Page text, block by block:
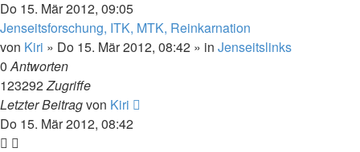
Do 15. Mär 2012, 09:05
Jenseitsforschung, ITK, MTK, Reinkarnation
von Kiri » Do 15. Mär 2012, 08:42 » in Jenseitslinks
0Antworten
123292Zugriffe
Letzter Beitragvon Kiri
Do 15. Mär 2012, 08:42